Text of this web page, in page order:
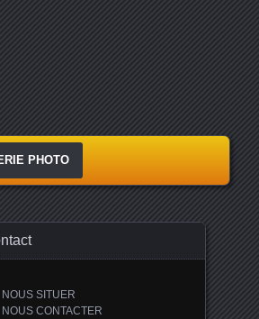
PHOTO
NOUS SITUER
NOUS CONTACTER